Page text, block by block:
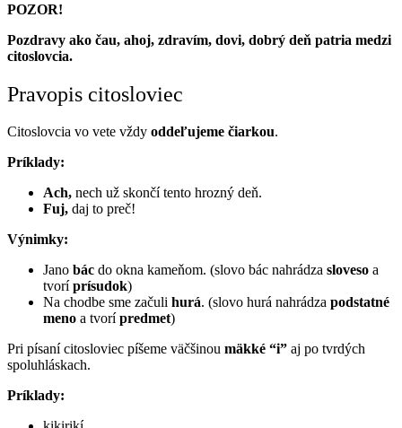
POZOR!
Pozdravy ako čau, ahoj, zdravím, dovi, dobrý deň patria medzi
citoslovcia.
Pravopis citosloviec
Citoslovcia vo vete vždy oddeľujeme čiarkou.
Príklady:
Ach, nech už skončí tento hrozný deň.
Fuj, daj to preč!
Výnimky:
Jano bác do okna kameňom. (slovo bác nahrádza sloveso a
tvoríprísudok)
Na chodbe sme začuli hurá. (slovo hurá nahrádza podstatné
meno a tvorípredmet)
Pri písaní citosloviec píšeme väčšinou mäkké “i” aj po tvrdých
spoluhláskach.
Príklady: